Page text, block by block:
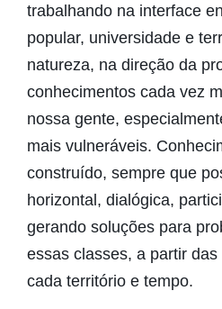
trabalhando na interface
popular, universidade e
natureza, na direção da
conhecimentos cada vez
nossa gente,
mais vulneráveis.
construído, sempre que
horizontal, dialógica,
gerando soluções para
essas classes, a partir
cada território e tempo.